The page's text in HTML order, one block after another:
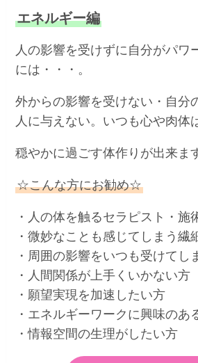
エネルギー編
人の影響を受けずに自分がパワ
には・・・。
外からの影響を受けない・自分
人に与えない。いつも心や肉体
穏やかに過ごす体作りが出来ま
☆こんな方にお勧め☆
・人の体を触るセラピスト・施
・微妙なことも感じてしまう繊
・周囲の影響をいつも受けてし
・人間関係が上手くいかない方
・願望実現を加速したい方
・エネルギーワークに興味のあ
・情報空間の生理がしたい方